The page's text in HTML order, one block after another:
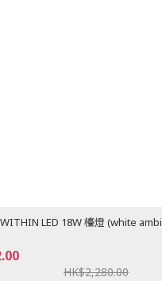
LED 18W 檯燈 (white
HK$2,280.00